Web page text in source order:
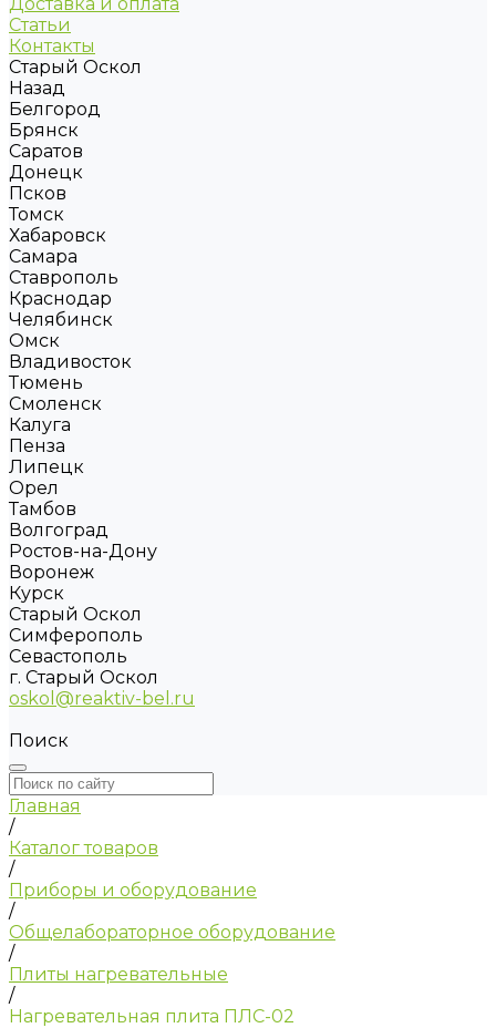
Статьи
Контакты
Старый Оскол
Назад
Белгород
Брянск
Саратов
Донецк
Псков
Томск
Хабаровск
Самара
Ставрополь
Краснодар
Челябинск
Омск
Владивосток
Тюмень
Смоленск
Калуга
Пенза
Липецк
Орел
Тамбов
Волгоград
Ростов-на-Дону
Воронеж
Курск
Старый Оскол
Симферополь
Севастополь
г. Старый Оскол
oskol@reaktiv-bel.ru
Поиск
Главная
/
Каталог товаров
/
Приборы и оборудование
/
Общелабораторное оборудование
/
Плиты нагревательные
/
Нагревательная плита ПЛС-02